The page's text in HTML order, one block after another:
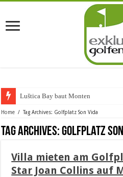
Luštica Bay baut Montenegros er
Home / Tag Archives: Golfplatz Son Vida
Tag Archives:Golfplatz
Villa mieten am
Star Joan Collins auf